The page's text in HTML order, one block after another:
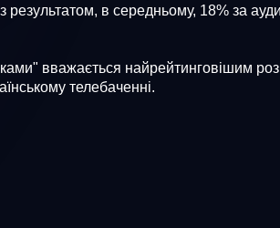
результатом, в середньому, 18% за
вважається найрейтинговішим
телебаченні.